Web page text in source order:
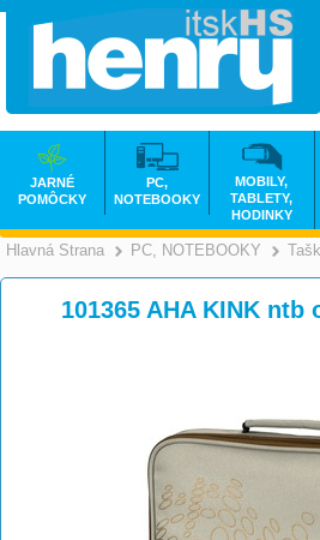
Hlavná Strana >
PC, NOTEBOOKY
101365 AHA KINK ntb
JARNÉ
POMÔCKY
PC,
NOTEBOOKY
MOBILY,
TABLETY,
HODINKY